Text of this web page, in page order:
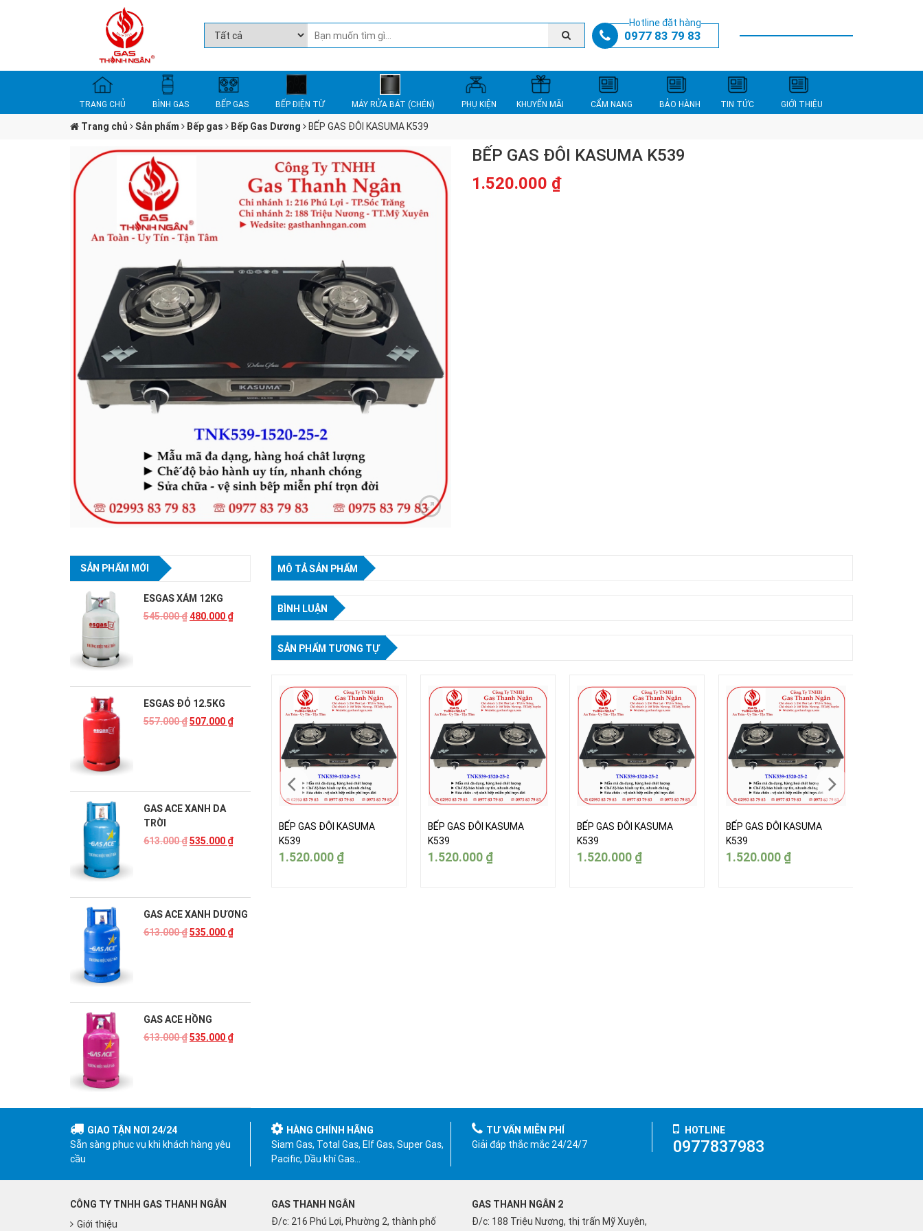
Hotline đặt hàng
0977 83 79 83
TRANG CHỦ BÌNH GAS BẾP GAS BẾP ĐIỆN TỪ MÁY RỬA BÁT (CHÉN) PHỤ KIỆN KHUYẾN MÃI CẨM NANG BẢO HÀNH TIN TỨC GIỚI THIỆU
Trang chủ Sản phẩm Bếp gas Bếp Gas Dương BẾP GAS ĐÔI KASUMA K539
BẾP GAS ĐÔI KASUMA K539
1.520.000 ₫
MÔ TẢ SẢN PHẨM
BÌNH LUẬN
SẢN PHẨM TƯƠNG TỰ
BẾP GAS ĐÔI KASUMA
K539
BẾP GAS ĐÔI KASUMA
K539
1.520.000 ₫
BẾP GAS ĐÔI KASUMA
K539
1.520.000 ₫
BẾP GAS ĐÔI KASUMA
K539
1.520.000 ₫
BẾP GAS ĐÔI KASUMA
K539
1.520.000 ₫
SẢN PHẨM MỚI
ESGAS XÁM 12KG
545.000₫480.000 ₫
ESGAS ĐỎ 12.5KG
557.000₫507.000 ₫
GAS ACE XANH DA
TRỜI
613.000₫535.000 ₫
GAS ACE XANH DƯƠNG
613.000₫535.000 ₫
GAS ACE HỒNG
613.000₫535.000 ₫
GIAO TẬN NƠI 24/24
Sẵn sàng phục vụ khi khách hàng yêu
cầu
HÀNG CHÍNH HÃNG
Siam Gas, Total Gas, Elf Gas, Super Gas,
Pacific, Dầu khí Gas…
TƯ VẤN MIỄN PHÍ
Giải đáp thắc mắc 24/24/7
HOTLINE
0977837983
CÔNG TY TNHH GAS THANH NGÂN
Giới thiệu
GAS THANH NGÂN
Đ/c: 216 Phú Lợi, Phường 2, thành phố
GAS THANH NGÂN 2
Đ/c: 188 Triệu Nương, thị trấn Mỹ Xuyên,